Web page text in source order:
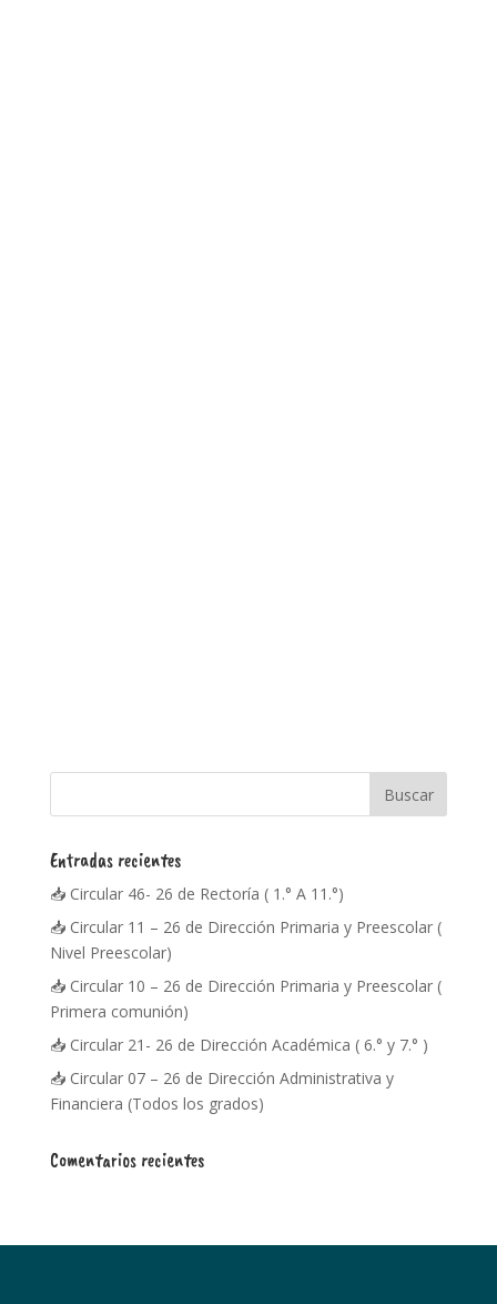
Entradas recientes
📥 Circular 46- 26 de Rectoría ( 1.° A 11.°)
📥 Circular 11 – 26 de Dirección Primaria y Preescolar (
Nivel Preescolar)
📥 Circular 10 – 26 de Dirección Primaria y Preescolar (
Primera comunión)
📥 Circular 21- 26 de Dirección Académica ( 6.° y 7.° )
📥 Circular 07 – 26 de Dirección Administrativa y
Financiera (Todos los grados)
Comentarios recientes